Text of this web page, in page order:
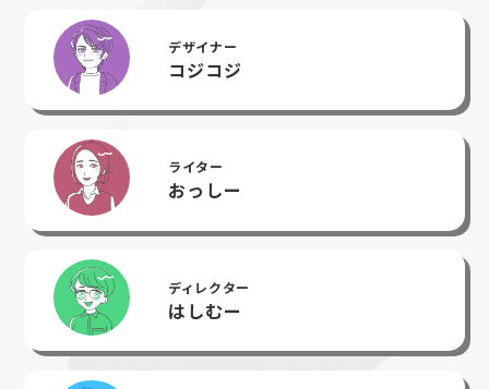
デザイナー
コジコジ
ライター
おっしー
ディレクター
はしむー